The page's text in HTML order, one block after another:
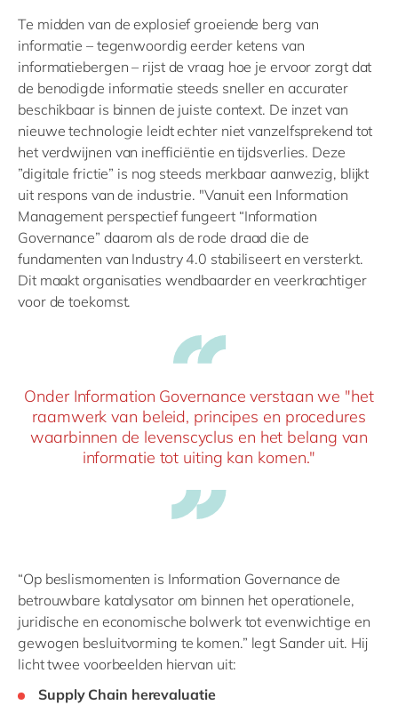
Te midden van de explosief groeiende berg van
informatie – tegenwoordig eerder ketens van
informatiebergen – rijst de vraag hoe je ervoor zorgt dat
de benodigde informatie steeds sneller en accurater
beschikbaar is binnen de juiste context. De inzet van
nieuwe technologie leidt echter niet vanzelfsprekend tot
het verdwijnen van inefficiëntie en tijdsverlies. Deze
”digitale frictie” is nog steeds merkbaar aanwezig, blijkt
uit respons van de industrie. "Vanuit een Information
Management perspectief fungeert “Information
Governance” daarom als de rode draad die de
fundamenten van Industry 4.0 stabiliseert en versterkt.
Dit maakt organisaties wendbaarder en veerkrachtiger
voor de toekomst.
Onder Information Governance verstaan we "het
raamwerk van beleid, principes en procedures
waarbinnen de levenscyclus en het belang van
informatie tot uiting kan komen."
“Op beslismomenten is Information Governance de
betrouwbare katalysator om binnen het operationele,
juridische en economische bolwerk tot evenwichtige en
gewogen besluitvorming te komen.” legt Sander uit. Hij
licht twee voorbeelden hiervan uit:
Supply Chain herevaluatie